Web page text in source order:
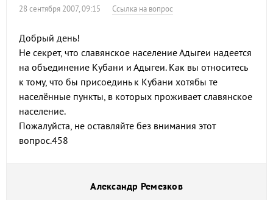
28 сентября 2007, 09:15 Ссылка на вопрос
Добрый день!
Не секрет, что славянское население Адыгеи надеется
на объединение Кубани и Адыгеи. Как вы относитесь
к тому, что бы присоединь к Кубани хотябы те
населённые пункты, в которых проживает славянское
население.
Пожалуйста, не оставляйте без внимания этот
вопрос.458
Александр Ремезков